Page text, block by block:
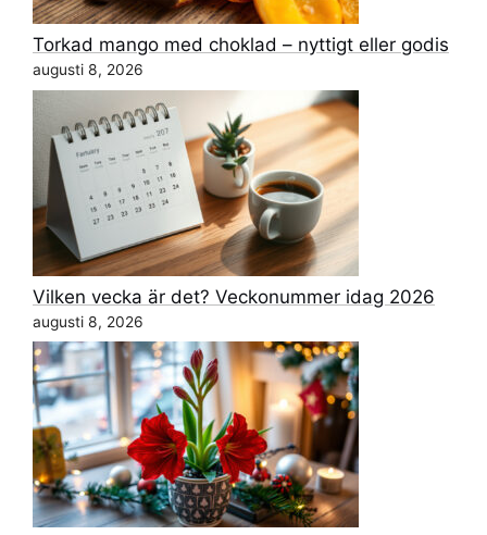
Torkad mango med choklad – nyttigt eller godis
augusti 8, 2026
Vilken vecka är det? Veckonummer idag 2026
augusti 8, 2026